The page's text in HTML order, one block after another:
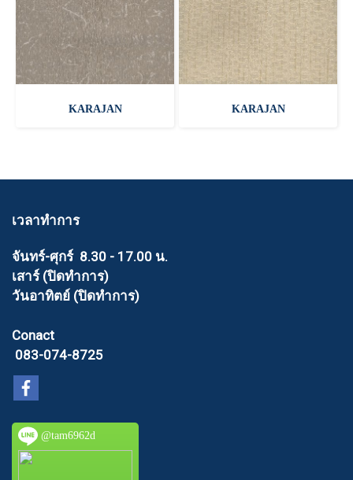
KARAJAN KARAJAN
เวลาทำการ
จันทร์-ศุกร์ 8.30 - 17.00 น.
เสาร์ (ปิดทำการ)
วันอาทิตย์ (ปิดทำการ)
Conact
083-074-8725
@tam6962d